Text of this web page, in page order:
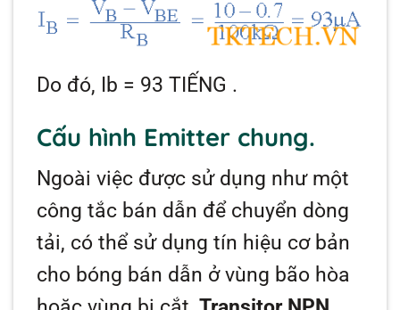
Do đó, Ib = 93 TIẾNG .
Cấu hình Emitter chung.
Ngoài việc được sử dụng như một
công tắc bán dẫn để chuyển dòng
tải, có thể sử dụng tín hiệu cơ bản
cho bóng bán dẫn ở vùng bão hòa